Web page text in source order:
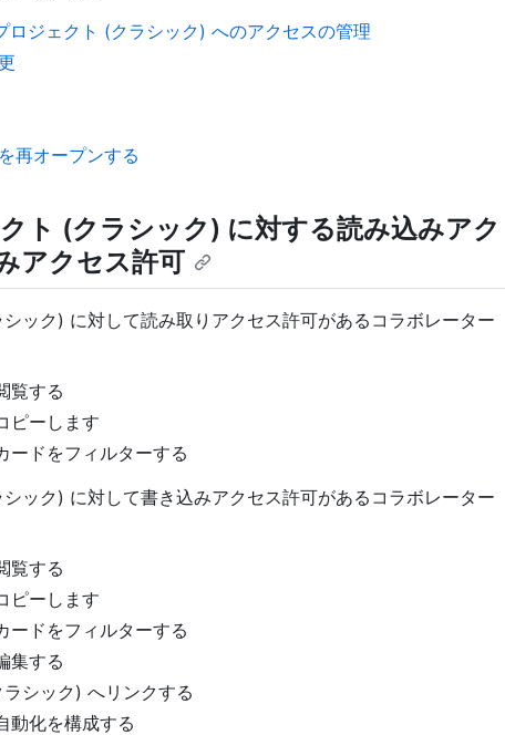
ロジェクト (クラシック) へのアクセスの管理
再オープンする
ト (クラシック) に対する読み込みアク
アクセス許可
ック) に対して読み取りアクセス許可があるコラボレーター
覧する
ピーします
ードをフィルターする
ック) に対して書き込みアクセス許可があるコラボレーター
覧する
ピーします
ードをフィルターする
集する
シック) へリンクする
動化を構成する